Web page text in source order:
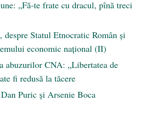
„Fă-te frate cu dracul, pînă treci
Statul Etnocratic Român şi
economic naţional (II)
abuzurilor CNA: „Libertatea de
fi redusă la tăcere
Puric şi Arsenie Boca